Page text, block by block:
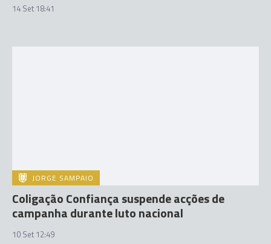
14 Set 18:41
JORGE SAMPAIO
Coligação Confiança suspende acções de
campanha durante luto nacional
10 Set 12:49